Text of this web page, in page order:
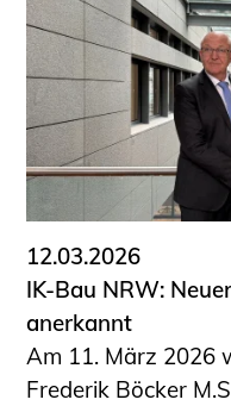
12.03.2026
IK-Bau NRW:
anerkannt
Am 11. März 2026
Frederik Böcker